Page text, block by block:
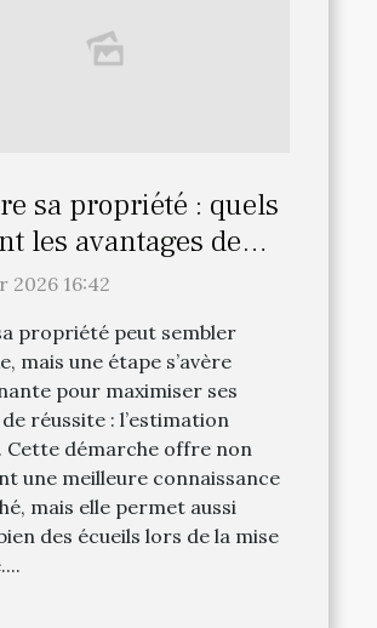
sa propriété : quels
les avantages de
gratuite ?
2026 16:42
propriété peut sembler
mais une étape s’avère
pour maximiser ses
réussite : l’estimation
Cette démarche offre non
une meilleure connaissance
mais elle permet aussi
des écueils lors de la mise